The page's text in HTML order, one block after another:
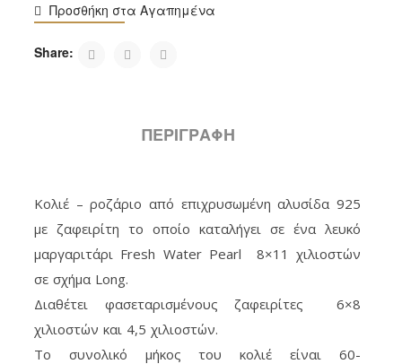
Προσθήκη στα Αγαπημένα
Share:
ΠΕΡΙΓΡΑΦΉ
Κολιέ – ροζάριο από επιχρυσωμένη αλυσίδα 925
με ζαφειρίτη το οποίο καταλήγει σε ένα λευκό
μαργαριτάρι Fresh Water Pearl 8×11 χιλιοστών
σε σχήμα Long.
Διαθέτει φασεταρισμένους ζαφειρίτες 6×8
χιλιοστών και 4,5 χιλιοστών.
Το συνολικό μήκος του κολιέ είναι 60-